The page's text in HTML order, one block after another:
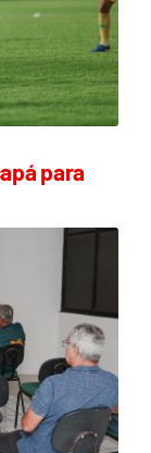
para